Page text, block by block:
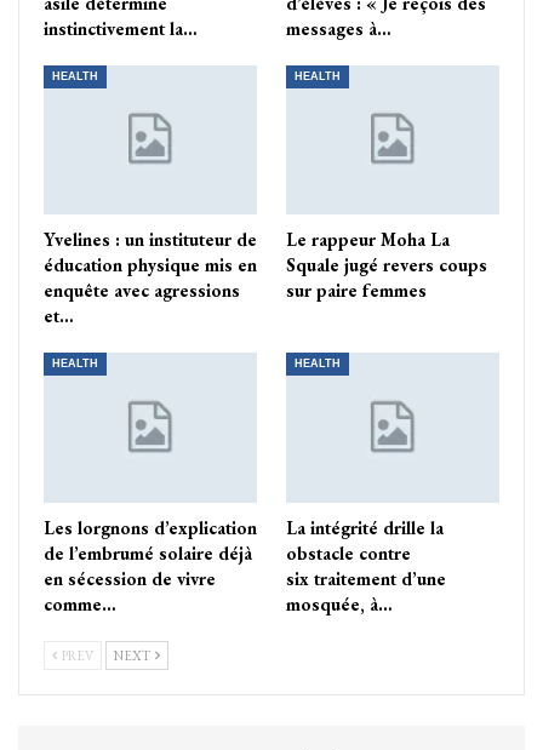
instinctivement la…
messages à…
HEALTH
Yvelines : un instituteur de
éducation physique mis en
enquête avec agressions
et…
HEALTH
Le rappeur Moha La
Squale jugé revers coups
sur paire femmes
HEALTH
Les lorgnons d’explication
de l’embrumé solaire déjà
en sécession de vivre
comme…
HEALTH
La intégrité drille la
obstacle contre
six traitement d’une
mosquée, à…
PREV NEXT